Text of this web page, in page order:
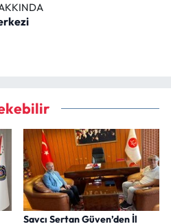
Savcı Sertan Güven’den İl